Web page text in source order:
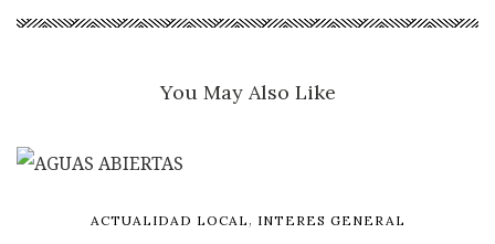
You May Also Like
ACTUALIDAD LOCAL , INTERES GENERAL